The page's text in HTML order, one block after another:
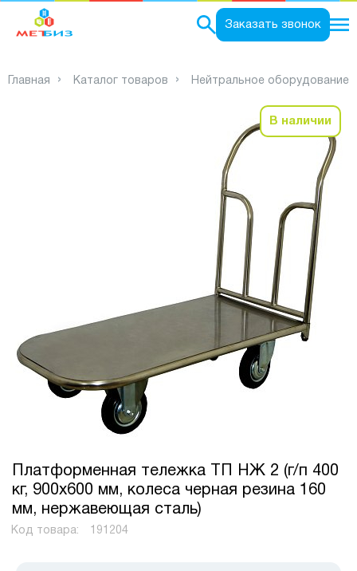
Заказать звонок
Главная Каталог товаров Нейтральное оборудование
В наличии
Платформенная тележка ТП НЖ 2 (г/п 400
кг, 900x600 мм, колеса черная резина 160
мм, нержавеющая сталь)
Код товара: 191204